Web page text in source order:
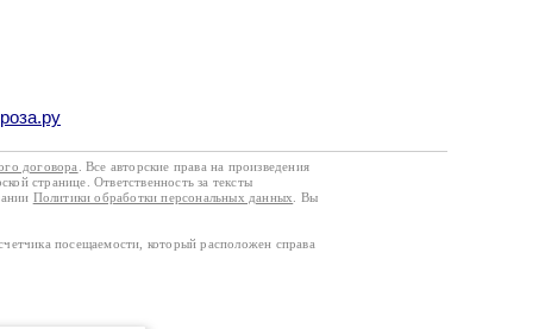
договора
. Все авторские права на произведения
странице. Ответственность за тексты
Политики обработки персональных данных
. Вы
посещаемости, который расположен справа